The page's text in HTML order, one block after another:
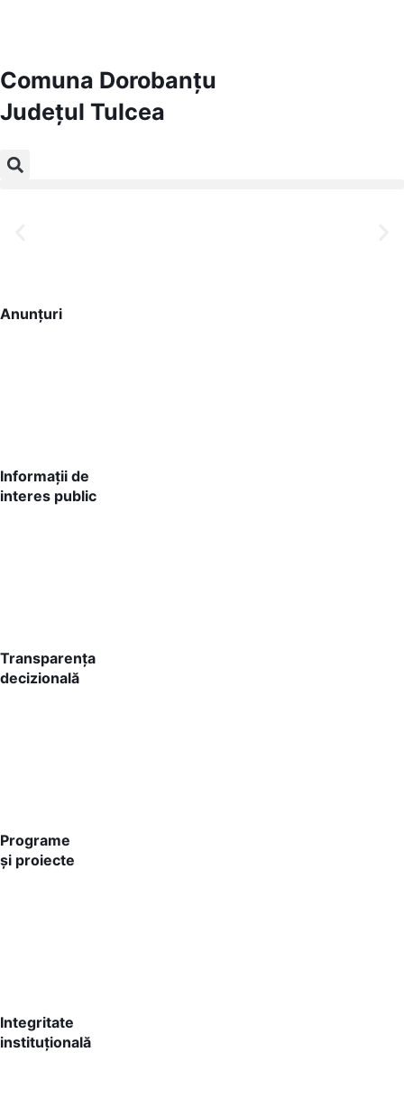
Comuna Dorobanțu
Județul Tulcea
Anunțuri
Informații de
interes public
Transparența
decizională
Programe
și proiecte
Integritate
instituțională